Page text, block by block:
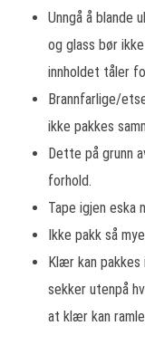
Unngå å blande
og glass bør
innholdet tåler
Brannfarlige/
ikke pakkes
Dette på grunn
forhold.
Tape igjen eska
Ikke pakk så
Klær kan pakkes
sekker utenpå
at klær kan